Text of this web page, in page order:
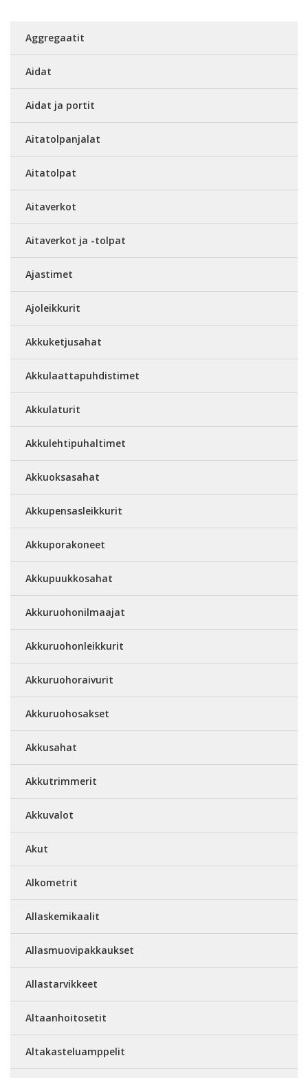
Aggregaatit
Aidat
Aidat ja portit
Aitatolpanjalat
Aitatolpat
Aitaverkot
Aitaverkot ja -tolpat
Ajastimet
Ajoleikkurit
Akkuketjusahat
Akkulaattapuhdistimet
Akkulaturit
Akkulehtipuhaltimet
Akkuoksasahat
Akkupensasleikkurit
Akkuporakoneet
Akkupuukkosahat
Akkuruohonilmaajat
Akkuruohonleikkurit
Akkuruohoraivurit
Akkuruohosakset
Akkusahat
Akkutrimmerit
Akkuvalot
Akut
Alkometrit
Allaskemikaalit
Allasmuovipakkaukset
Allastarvikkeet
Altaanhoitosetit
Altakasteluamppelit